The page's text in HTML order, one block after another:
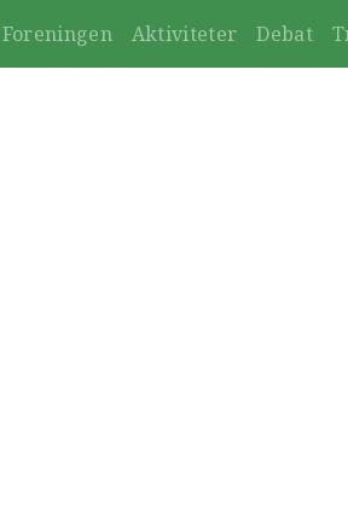
Foreningen Aktiviteter Debat